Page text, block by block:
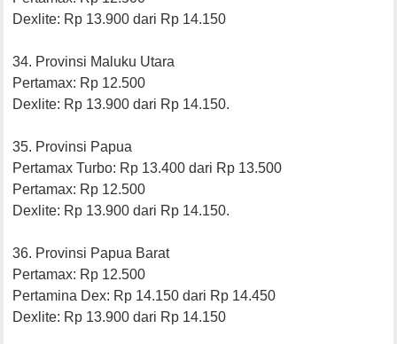
Dexlite: Rp 13.900 dari Rp 14.150
34. Provinsi Maluku Utara
Pertamax: Rp 12.500
Dexlite: Rp 13.900 dari Rp 14.150.
35. Provinsi Papua
Pertamax Turbo: Rp 13.400 dari Rp 13.500
Pertamax: Rp 12.500
Dexlite: Rp 13.900 dari Rp 14.150.
36. Provinsi Papua Barat
Pertamax: Rp 12.500
Pertamina Dex: Rp 14.150 dari Rp 14.450
Dexlite: Rp 13.900 dari Rp 14.150